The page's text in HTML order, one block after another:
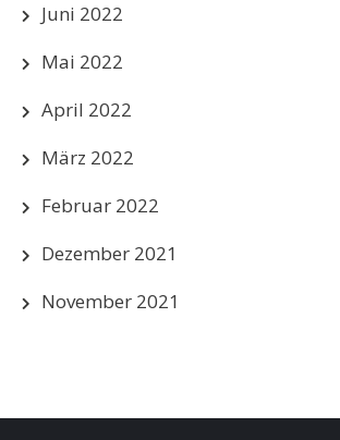
Juni 2022
Mai 2022
April 2022
März 2022
Februar 2022
Dezember 2021
November 2021